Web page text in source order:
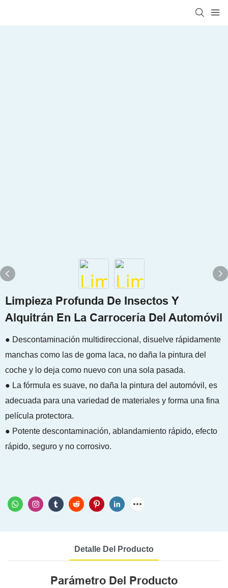
Limpieza Profunda De Insectos Y
Alquitrán En La Carrocería Del Automóvil
● Descontaminación multidireccional, disuelve rápidamente
manchas como las de goma laca, no daña la pintura del
coche y lo deja como nuevo con una sola pasada.
● La fórmula es suave, no daña la pintura del automóvil, es
adecuada para una variedad de materiales y forma una fina
película protectora.
● Potente descontaminación, ablandamiento rápido, efecto
rápido, seguro y no corrosivo.
Detalle Del Producto
Parámetro Del Producto